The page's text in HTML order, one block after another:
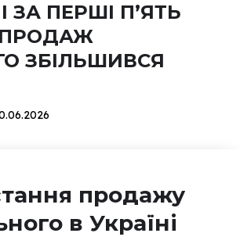
ЗА ПЕРШІ П’ЯТЬ
ПРОДАЖ
ЗБІЛЬШИВСЯ
продажу
в Україні